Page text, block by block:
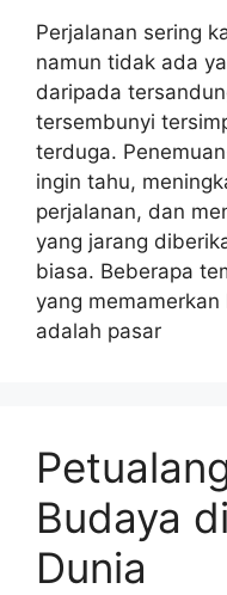
Perjalanan sering
namun tidak ada
daripada
tersembunyi
terduga.
ingin tahu,
perjalanan, dan
yang jarang
biasa. Beberapa
yang
adalah pasar
Budaya
Dunia